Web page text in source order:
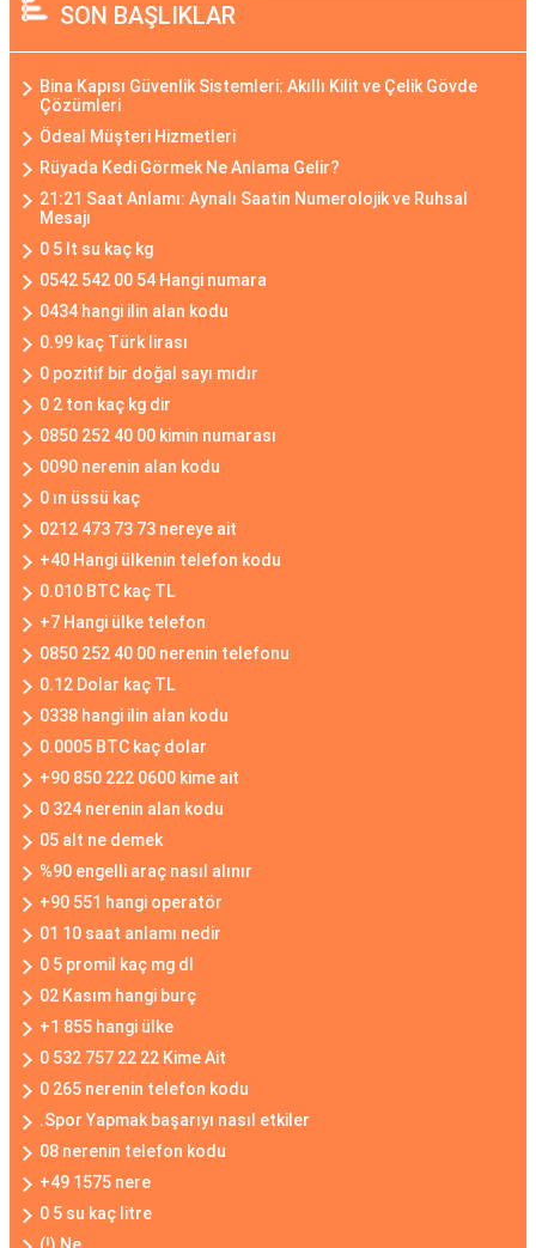
SON BAŞLIKLAR
Bina Kapısı Güvenlik Sistemleri: Akıllı Kilit ve Çelik Gövde
Çözümleri
Ödeal Müşteri Hizmetleri
Rüyada Kedi Görmek Ne Anlama Gelir?
21:21 Saat Anlamı: Aynalı Saatin Numerolojik ve Ruhsal
Mesajı
0 5 lt su kaç kg
0542 542 00 54 Hangi numara
0434 hangi ilin alan kodu
0.99 kaç Türk lirası
0 pozitif bir doğal sayı mıdır
0 2 ton kaç kg dir
0850 252 40 00 kimin numarası
0090 nerenin alan kodu
0 ın üssü kaç
0212 473 73 73 nereye ait
+40 Hangi ülkenin telefon kodu
0.010 BTC kaç TL
+7 Hangi ülke telefon
0850 252 40 00 nerenin telefonu
0.12 Dolar kaç TL
0338 hangi ilin alan kodu
0.0005 BTC kaç dolar
+90 850 222 0600 kime ait
0 324 nerenin alan kodu
05 alt ne demek
%90 engelli araç nasıl alınır
+90 551 hangi operatör
01 10 saat anlamı nedir
0 5 promil kaç mg dl
02 Kasım hangi burç
+1 855 hangi ülke
0 532 757 22 22 Kime Ait
0 265 nerenin telefon kodu
.Spor Yapmak başarıyı nasıl etkiler
08 nerenin telefon kodu
+49 1575 nere
0 5 su kaç litre